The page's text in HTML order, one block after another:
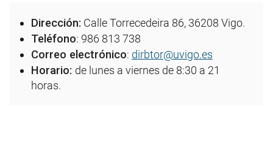
Dirección: Calle Torrecedeira 86, 36208 Vigo.
Teléfono: 986 813 738
Correo electrónico: dirbtor@uvigo.es
Horario: de lunes a viernes de 8:30 a 21
horas.